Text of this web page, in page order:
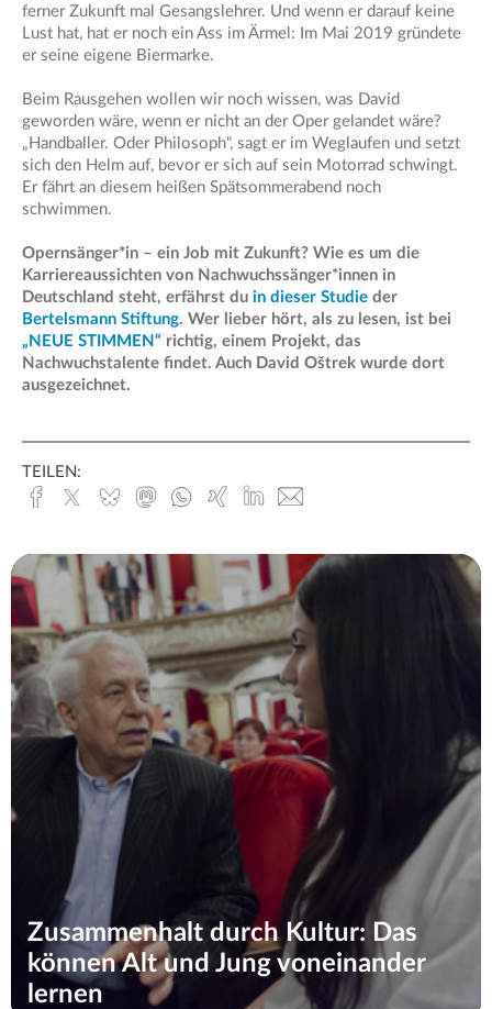
ferner Zukunft mal Gesangslehrer. Und wenn er darauf keine
Lust hat, hat er noch ein Ass im Ärmel: Im Mai 2019 gründete
er seine eigene Biermarke.
Beim Rausgehen wollen wir noch wissen, was David
geworden wäre, wenn er nicht an der Oper gelandet wäre?
„Handballer. Oder Philosoph“, sagt er im Weglaufen und setzt
sich den Helm auf, bevor er sich auf sein Motorrad schwingt.
Er fährt an diesem heißen Spätsommerabend noch
schwimmen.
Opernsänger*in – ein Job mit Zukunft? Wie es um die
Karriereaussichten von Nachwuchssänger*innen in
Deutschland steht, erfährst du in dieser Studie der
Bertelsmann Stiftung. Wer lieber hört, als zu lesen, ist bei
„NEUE STIMMEN“ richtig, einem Projekt, das
Nachwuchstalente findet. Auch David Oštrek wurde dort
ausgezeichnet.
TEILEN:
Facebook
x.com BlueskyMastodonWhatsapp
Xing
Linked
Zusammenhalt durch Kultur: Das
können Alt und Jung voneinander
lernen